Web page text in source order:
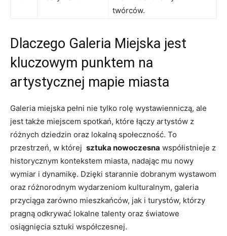
twórców.
Dlaczego Galeria Miejska jest‌
kluczowym punktem ​na
artystycznej mapie miasta
Galeria miejska pełni nie ⁣tylko rolę ​wystawienniczą, ale​
jest także miejscem spotkań, które ⁤łączy​ artystów‍ z
różnych dziedzin oraz lokalną społeczność. To
przestrzeń, w ​której ​ sztuka‍ nowoczesna współistnieje z
historycznym kontekstem miasta, nadając mu nowy
wymiar i dynamikę. Dzięki starannie dobranym wystawom
oraz różnorodnym wydarzeniom kulturalnym, ⁢galeria
przyciąga zarówno mieszkańców, jak i turystów,​ którzy
pragną odkrywać lokalne talenty oraz światowe
osiągnięcia sztuki współczesnej.